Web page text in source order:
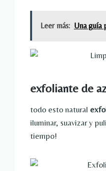
Leer más: Una guía
exfoliante de
todo esto natural
iluminar, suavizar y
tiempo!